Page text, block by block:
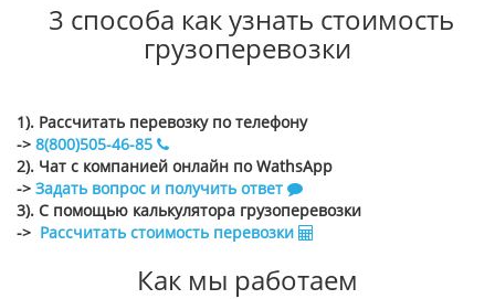
3 способа как узнать стоимость
грузоперевозки
1). Рассчитать перевозку по телефону
-> 8(800)505-46-85
2). Чат с компанией онлайн по WathsApp
-> Задать вопрос и получить ответ
3). С помощью калькулятора грузоперевозки
-> Рассчитать стоимость перевозки
Как мы работаем